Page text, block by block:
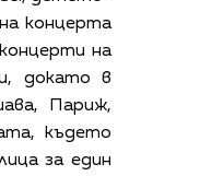
концерта
на
докато в
Париж,
където
за един